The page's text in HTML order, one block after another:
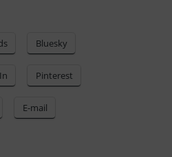
Bluesky
Pinterest
E-mail